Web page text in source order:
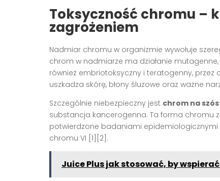
Toksyczność chromu –
zagrożeniem
Nadmiar chromu w organizmie wywołuje
chrom w nadmiarze ma działanie
również embriotoksyczny i teratogenny,
uszkadza skórę, błony śluzowe oraz ważne
Szczególnie niebezpieczny jest chrom na
substancja kancerogenna. Ta forma chromu
potwierdzone badaniami epidemiologicznymi
chromu VI [1][2].
Juice Plus jak stosować, by